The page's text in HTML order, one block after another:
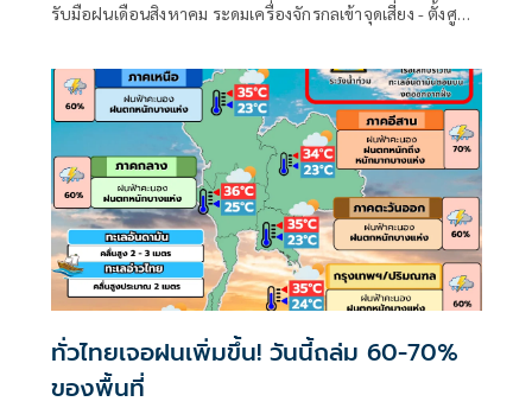
รับมือฝนเดือนสิงหาคม ระดมเครื่องจักรกลเข้าจุดเสี่ยง - ตั้งศูนย์
ทั่วไทยเจอฝนเพิ่มขึ้น! วันนี้ถล่ม 60-70%
ของพื้นที่